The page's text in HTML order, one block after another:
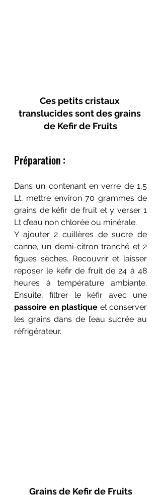
Ces petits cristaux
translucides sont des grains
de Kefir de Fruits
Préparation :
Dans un contenant en verre de 1,5
Lt, mettre environ 70 grammes de
grains de kéfir de fruit et y verser 1
Lt d’eau non chlorée ou minérale.
Y ajouter 2 cuillères de sucre de
canne, un demi-citron tranché et 2
figues sèches. Recouvrir et laisser
reposer le kéfir de fruit de 24 à 48
heures à température ambiante.
passoire en plastique et conserver
les grains dans de l’eau sucrée au
réfrigérateur.
Grains de Kefir de Fruits